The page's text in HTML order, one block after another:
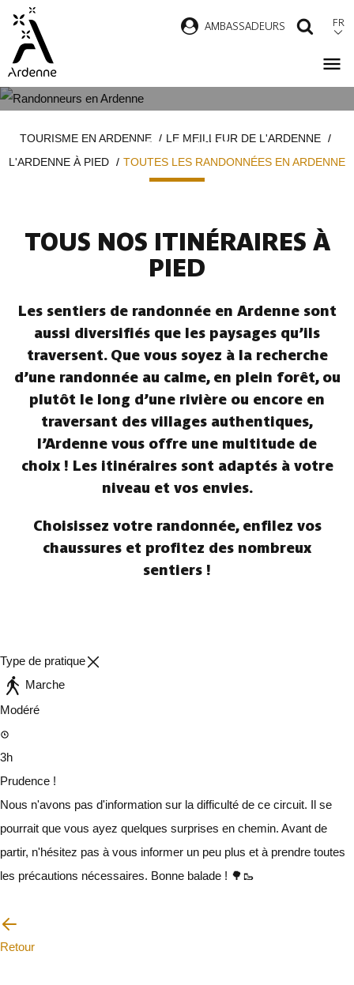
contenu
principal
AMBASSADEURS FR
ARDENNE
d'ArianeTOURISME EN ARDENNE
LE MEILLEUR DE L'ARDENNE
L'ARDENNE À PIED
TOUTES LES RANDONNÉES EN ARDENNE
TOUS NOS ITINÉRAIRES À
PIED
Les sentiers de randonnée en Ardenne sont
aussi diversifiés que les paysages qu’ils
traversent. Que vous soyez à la recherche
d’une randonnée au calme, en plein forêt, ou
plutôt le long d’une rivière ou encore en
traversant des villages authentiques,
l’Ardenne vous offre une multitude de
choix ! Les itinéraires sont adaptés à votre
niveau et vos envies.
Choisissez votre randonnée, enfilez vos
chaussures et profitez des nombreux
sentiers !
Type de pratique
Marche
Modéré
3h
Prudence !
Nous n'avons pas d'information sur la difficulté de ce circuit. Il se
pourrait que vous ayez quelques surprises en chemin. Avant de
partir, n'hésitez pas à vous informer un peu plus et à prendre toutes
les précautions nécessaires. Bonne balade ! 🌳🥾
Retour